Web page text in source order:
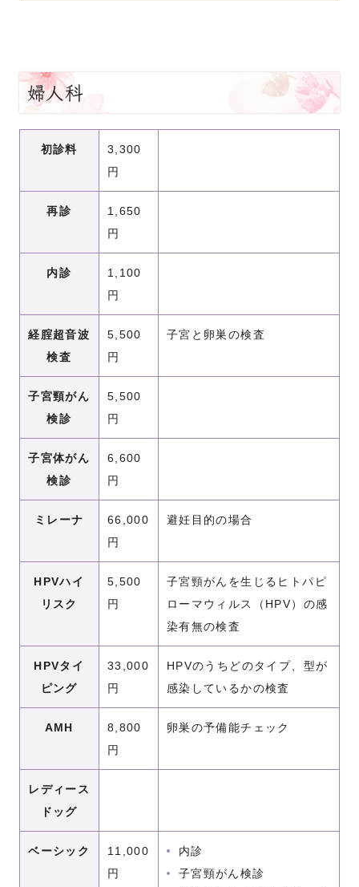
婦人科
初診料
3,300
円
再診
1,650
円
内診
1,100
円
経腟超音波
検査
5,500
円
子宮と卵巣の検査
子宮頸がん
検診
5,500
円
子宮体がん
検診
6,600
円
ミレーナ
66,000
円
避妊目的の場合
HPVハイ
リスク
5,500
円
子宮頸がんを生じるヒトパピ
ローマウィルス（HPV）の感
染有無の検査
HPVタイ
ピング
33,000
円
HPVのうちどのタイプ、型が
感染しているかの検査
AMH
8,800
円
卵巣の予備能チェック
レディース
ドッグ
ベーシック
11,000
円
内診
子宮頸がん検診